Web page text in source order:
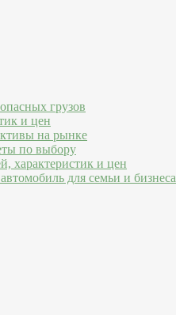
грузов
и цен
на рынке
по выбору
характеристик и цен
для семьи и бизнеса